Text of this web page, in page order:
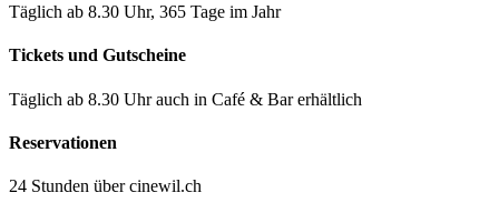
Täglich ab 8.30 Uhr, 365 Tage im Jahr
Tickets und Gutscheine
Täglich ab 8.30 Uhr auch in Café & Bar erhältlich
Reservationen
24 Stunden über cinewil.ch